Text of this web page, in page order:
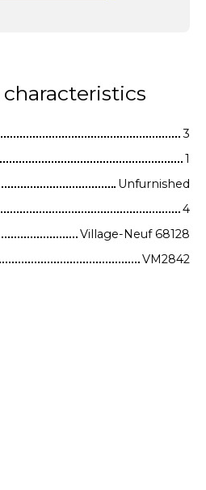
3
1
Unfurnished
4
Village-Neuf 68128
VM2842